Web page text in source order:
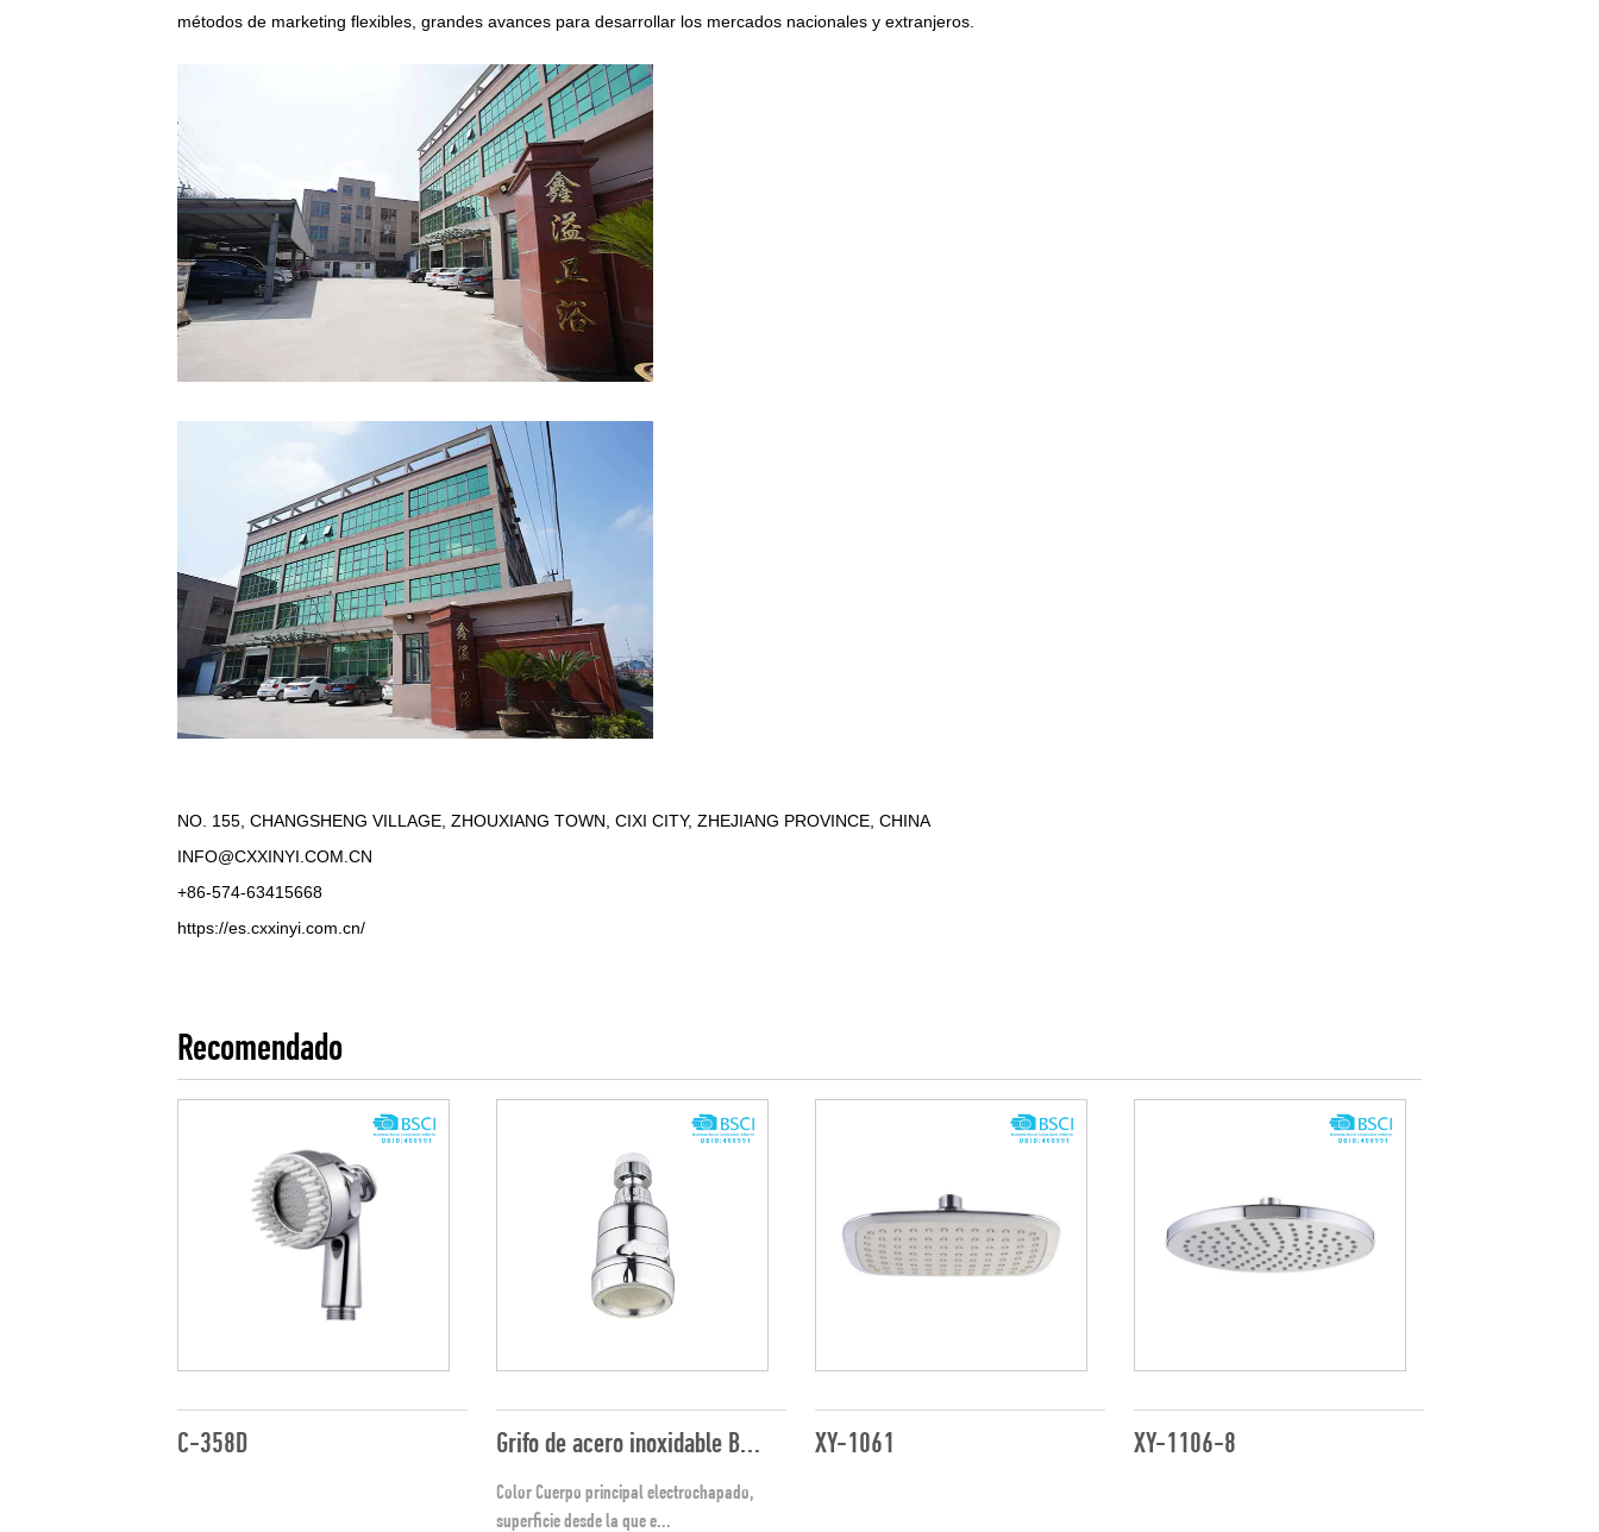
métodos de marketing flexibles, grandes avances para desarrollar los mercados nacionales y extranjeros.
NO. 155, CHANGSHENG VILLAGE, ZHOUXIANG TOWN, CIXI CITY, ZHEJIANG PROVINCE, CHINA
INFO@CXXINYI.COM.CN
+86-574-63415668
https://es.cxxinyi.com.cn/
Recomendado
C-358D Grifo de acero inoxidable B-800D
Color Cuerpo principal electrochapado,
superficie desde la que e...
XY-1061 XY-1106-8